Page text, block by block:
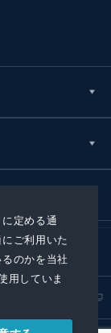
に定める通
ご利用いた
のかを当社
用していま